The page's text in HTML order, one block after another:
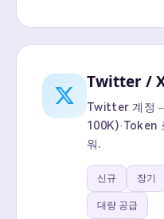
Twitter /
Twitter 계정
100K)·Token
워.
신규 장기
대량 공급